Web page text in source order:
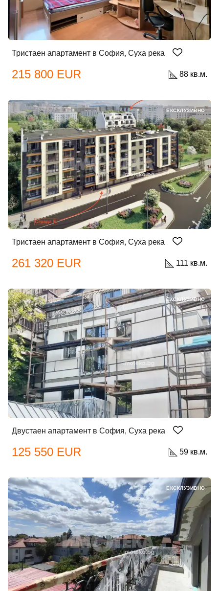
Тристаен апартамент в София, Суха река
215 800 EUR 88 кв.м.
Тристаен апартамент в София, Суха река
261 320 EUR 111 кв.м.
ЕКСКЛУЗИВНО
Двустаен апартамент в София, Суха река
125 550 EUR 59 кв.м.
ЕКСКЛУЗИВНО
ЕКСКЛУЗИВНО